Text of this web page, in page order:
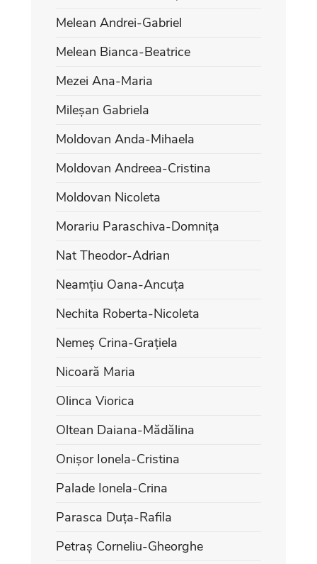
Melean Andrei-Gabriel
Melean Bianca-Beatrice
Mezei Ana-Maria
Mileșan Gabriela
Moldovan Anda-Mihaela
Moldovan Andreea-Cristina
Moldovan Nicoleta
Morariu Paraschiva-Domnița
Nat Theodor-Adrian
Neamțiu Oana-Ancuța
Nechita Roberta-Nicoleta
Nemeș Crina-Grațiela
Nicoară Maria
Olinca Viorica
Oltean Daiana-Mădălina
Onișor Ionela-Cristina
Palade Ionela-Crina
Parasca Duța-Rafila
Petraș Corneliu-Gheorghe